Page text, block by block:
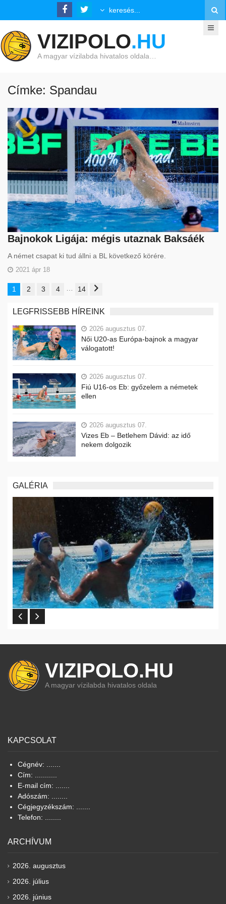
VIZIPOLO.HU
A magyar vízilabda hivatalos oldala…
Címke: Spandau
Bajnokok Ligája: mégis utaznak Baksáék
A német csapat ki tud állni a BL következő körére.
2021 ápr 18
1 2 3 4 14
LEGFRISSEBB HÍREINK
2026 augusztus 07.
Női U20-as Európa-bajnok a magyar
válogatott!
2026 augusztus 07.
Fiú U16-os Eb: győzelem a németek
ellen
2026 augusztus 07.
Vizes Eb – Betlehem Dávid: az idő
nekem dolgozik
GALÉRIA
VIZIPOLO.HU
A magyar vízilabda hivatalos oldala
KAPCSOLAT
Cégnév: .......
Cím: ...........
E-mail cím: .......
Adószám: ........
Cégjegyzékszám: .......
Telefon: ........
ARCHÍVUM
2026. augusztus
2026. július
2026. június